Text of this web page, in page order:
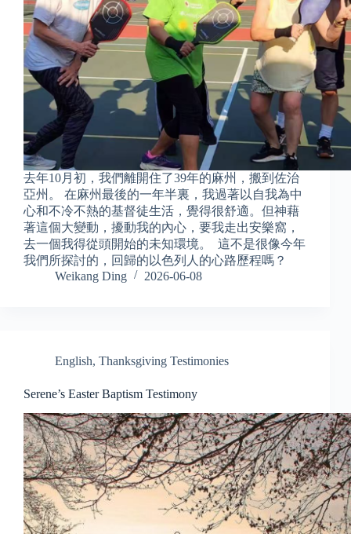
去年10月初，我們離開住了39年的麻州，搬到佐治
亞州。 在麻州最後的一年半裏，我過著以自我為中
心和不冷不熱的基督徒生活，覺得很舒適。但神藉
著這個大變動，擾動我的內心，要我走出安樂窩，
去一個我得從頭開始的未知環境。 這不是很像今年
我們所探討的，回歸的以色列人的心路歷程嗎？
Weikang Ding
2026-06-08
English, Thanksgiving Testimonies
Serene’s Easter Baptism Testimony